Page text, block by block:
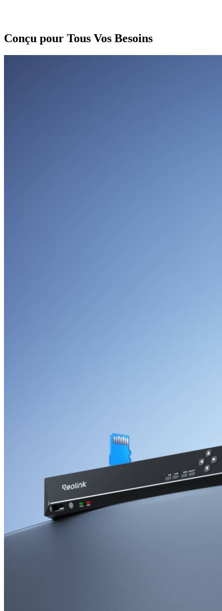
Conçu pour Tous Vos Besoins